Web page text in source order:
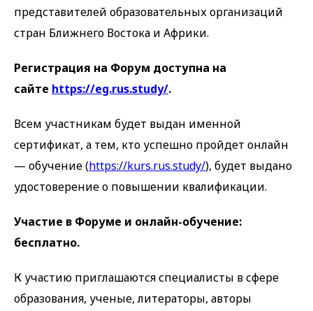
представителей образовательных организаций
стран Ближнего Востока и Африки.
Регистрация на Форум доступна на
сайте https://eg.rus.study/.
Всем участникам будет выдан именной
сертификат, а тем, кто успешно пройдет онлайн
— обучение (https://kurs.rus.study/), будет выдано
удостоверение о повышении квалификации.
Участие в Форуме и онлайн-обучение:
бесплатно.
К участию приглашаются специалисты в сфере
образования, ученые, литераторы, авторы